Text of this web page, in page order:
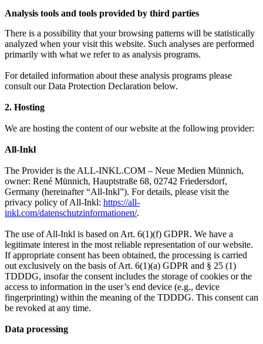
Analysis tools and tools provided by third parties
There is a possibility that your browsing patterns will be statistically
analyzed when your visit this website. Such analyses are performed
primarily with what we refer to as analysis programs.
For detailed information about these analysis programs please
consult our Data Protection Declaration below.
2. Hosting
We are hosting the content of our website at the following provider:
All-Inkl
The Provider is the ALL-INKL.COM – Neue Medien Münnich,
owner: René Münnich, Hauptstraße 68, 02742 Friedersdorf,
Germany (hereinafter “All-Inkl”). For details, please visit the
privacy policy of All-Inkl: https://all-
inkl.com/datenschutzinformationen/.
The use of All-Inkl is based on Art. 6(1)(f) GDPR. We have a
legitimate interest in the most reliable representation of our website.
If appropriate consent has been obtained, the processing is carried
out exclusively on the basis of Art. 6(1)(a) GDPR and § 25 (1)
TDDDG, insofar the consent includes the storage of cookies or the
access to information in the user’s end device (e.g., device
fingerprinting) within the meaning of the TDDDG. This consent can
be revoked at any time.
Data processing